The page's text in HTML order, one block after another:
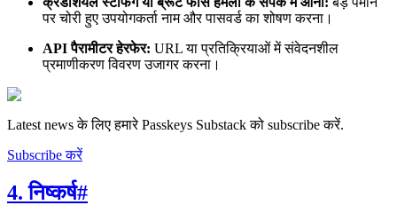
पर चोरी हुए उपयोगकर्ता नाम और पासवर्ड का शोषण करना।
API पैरामीटर हेरफेर: URL या प्रतिक्रियाओं में संवेदनशील
प्रमाणीकरण विवरण उजागर करना।
Latest news के लिए हमारे Passkeys Substack को subscribe करें.
Subscribe करें
4. निष्कर्ष#